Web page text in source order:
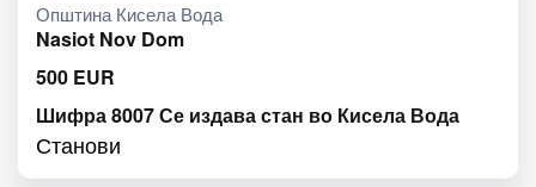
Општина Кисела Вода
Nasiot Nov Dom
500 EUR
Шифра 8007 Се издава стан во Кисела Вода
Станови